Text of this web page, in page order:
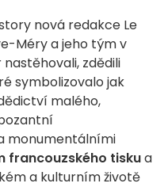
nová redakce Le
Méry a jeho tým v
zdědili
symbolizovalo jak
malého,
monumentálními
francouzského tiskua
a kulturním životě